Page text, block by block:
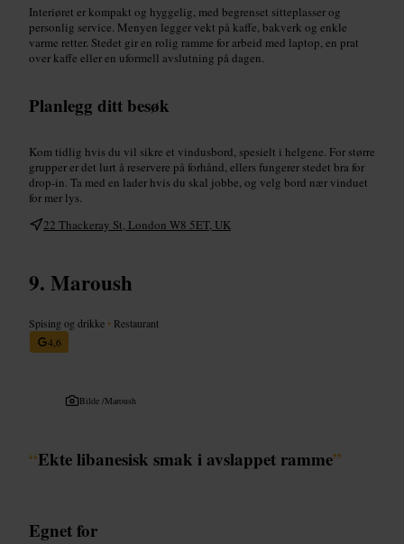
Interiøret er kompakt og hyggelig, med begrenset sitteplasser og
personlig service. Menyen legger vekt på kaffe, bakverk og enkle
varme retter. Stedet gir en rolig ramme for arbeid med laptop, en prat
over kaffe eller en uformell avslutning på dagen.
Planlegg ditt besøk
Kom tidlig hvis du vil sikre et vindusbord, spesielt i helgene. For større
grupper er det lurt å reservere på forhånd, ellers fungerer stedet bra for
drop-in. Ta med en lader hvis du skal jobbe, og velg bord nær vinduet
for mer lys.
22 Thackeray St, London W8 5ET, UK
Maroush
Spising og drikke • Restaurant
4,6
Bilde /Maroush
“Ekte libanesisk smak i avslappet ramme”
Egnet for